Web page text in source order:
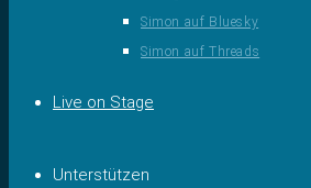
Simon auf Bluesky
Simon auf Threads
Live on Stage
Unterstützen